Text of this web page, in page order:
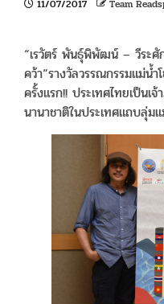
11/07/2017 Team
“เรวัตร์ พันธุ์พิพัฒน์ – วีระศั
คว้า“รางวัลวรรณกรรมแม่น้ำ
ครั้งแรก!! ประเทศไทยเป็นเ
นานาชาติในประเทศแถบลุ่มแ